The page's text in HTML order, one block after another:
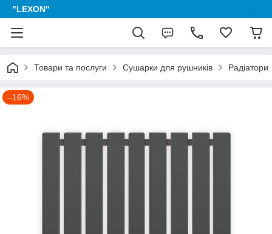
"LEXON"
Товари та послуги Сушарки для рушників Радіатори
–16%